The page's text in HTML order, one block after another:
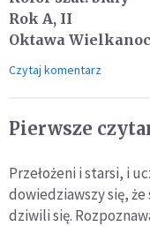
Czytaj komentarz
Rok A, II
Oktawa
Pierwsze
Przełożeni i starsi, i
dowiedziawszy się,
dziwili się.